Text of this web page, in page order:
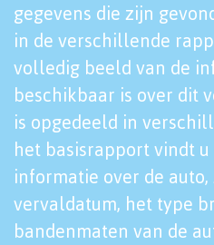
gegevens die zijn
in de verschillende
volledig beeld van de
beschikbaar is over dit
is opgedeeld in
het basisrapport vindt
informatie over de auto,
vervaldatum, het type
bandenmaten van de